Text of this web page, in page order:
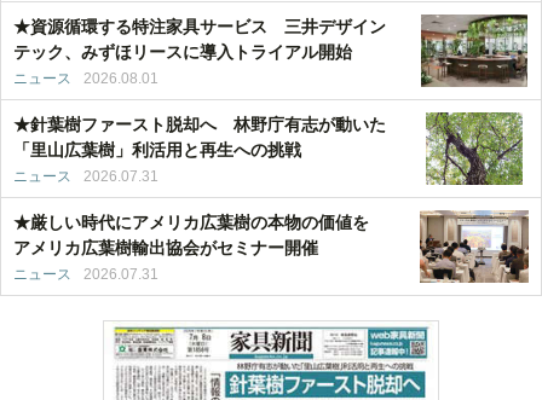
★資源循環する特注家具サービス 三井デザイン
テック、みずほリースに導入トライアル開始
ニュース 2026.08.01
★針葉樹ファースト脱却へ 林野庁有志が動いた
「里山広葉樹」利活用と再生への挑戦
ニュース 2026.07.31
★厳しい時代にアメリカ広葉樹の本物の価値を
アメリカ広葉樹輸出協会がセミナー開催
ニュース 2026.07.31